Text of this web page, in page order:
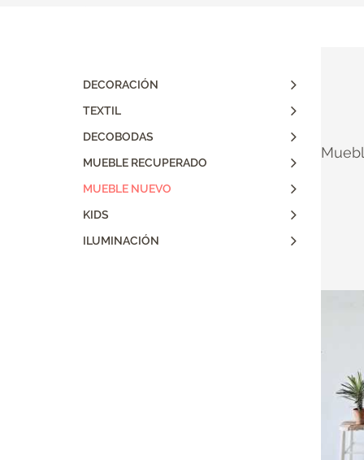
DECORACIÓN
TEXTIL
DECOBODAS
MUEBLE RECUPERADO
MUEBLE NUEVO
KIDS
ILUMINACIÓN